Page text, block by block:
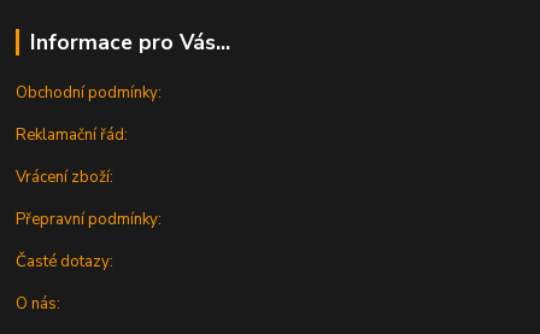
Informace pro Vás...
Obchodní podmínky:
Reklamační řád:
Vrácení zboží:
Přepravní podmínky:
Časté dotazy:
O nás: